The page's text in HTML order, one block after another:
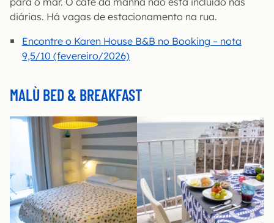
diárias. Há vagas de estacionamento na rua.
Encontre o Karen House B&B no Booking – nota
9,5/10 (fevereiro/2026)
MALÙ BED & BREAKFAST